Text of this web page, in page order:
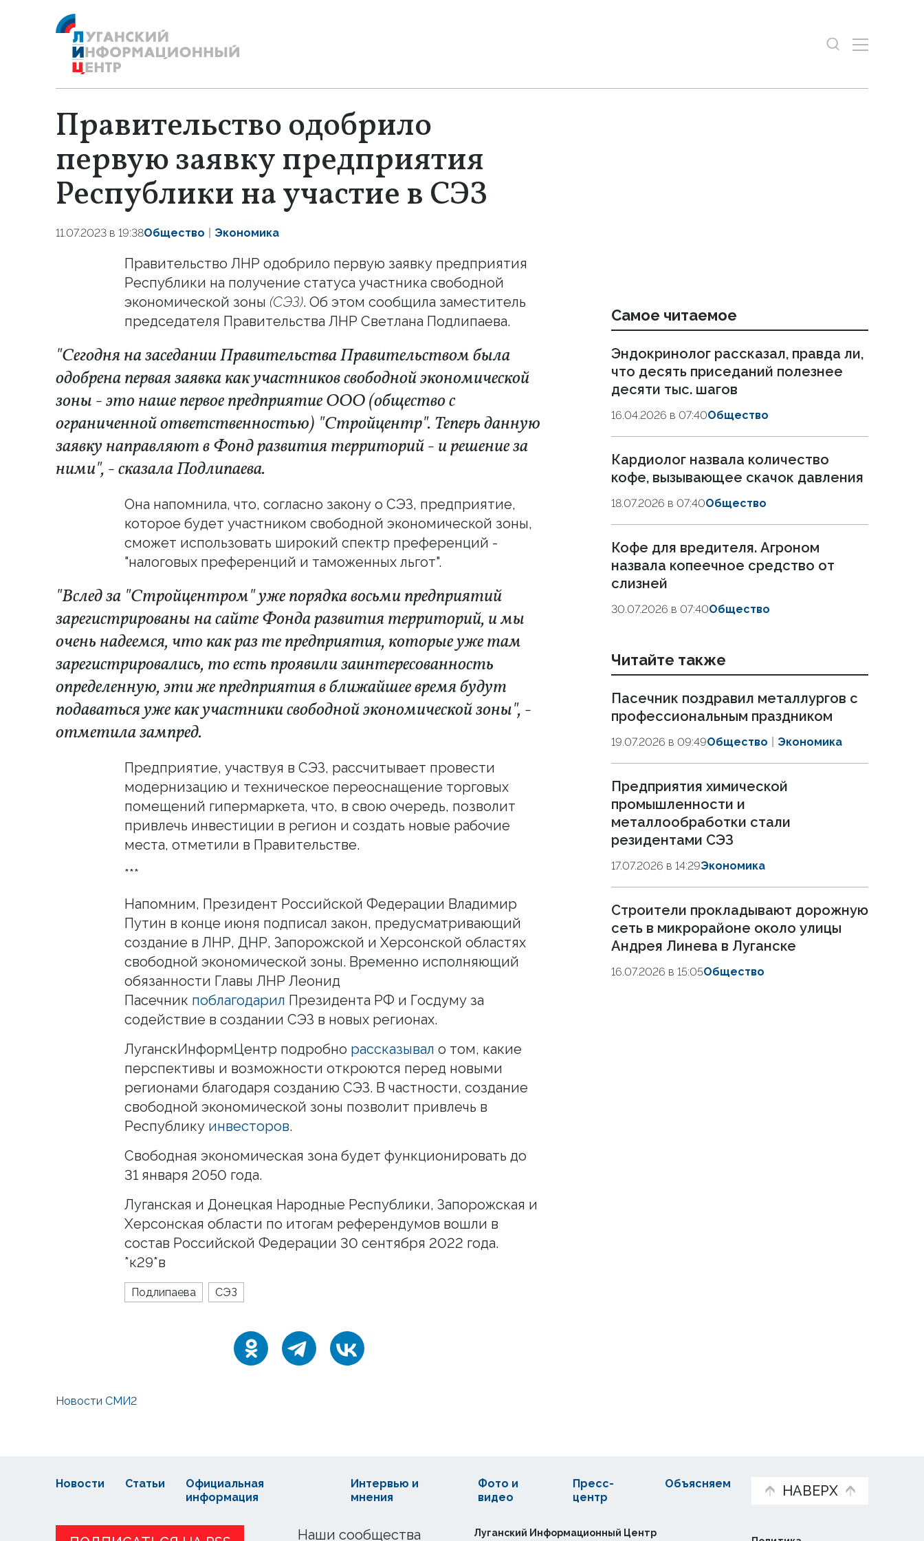
Правительство одобрило
первую заявку предприятия
Республики на участие в СЭЗ
11.07.2023 в 19:38Общество Экономика
Правительство ЛНР одобрило первую заявку предприятия
Республики на получение статуса участника свободной
экономической зоны (СЭЗ). Об этом сообщила заместитель
председателя Правительства ЛНР Светлана Подлипаева.
"Сегодня на заседании Правительства Правительством была
одобрена первая заявка как участников свободной экономической
зоны - это наше первое предприятие ООО (общество с
ограниченной ответственностью) "Стройцентр". Теперь данную
заявку направляют в Фонд развития территорий - и решение за
ними", - сказала Подлипаева.
Она напомнила, что, согласно закону о СЭЗ, предприятие,
которое будет участником свободной экономической зоны,
сможет использовать широкий спектр преференций -
"налоговых преференций и таможенных льгот".
"Вслед за "Стройцентром" уже порядка восьми предприятий
зарегистрированы на сайте Фонда развития территорий, и мы
очень надеемся, что как раз те предприятия, которые уже там
зарегистрировались, то есть проявили заинтересованность
определенную, эти же предприятия в ближайшее время будут
подаваться уже как участники свободной экономической зоны", -
отметила зампред.
Предприятие, участвуя в СЭЗ, рассчитывает провести
модернизацию и техническое переоснащение торговых
помещений гипермаркета, что, в свою очередь, позволит
привлечь инвестиции в регион и создать новые рабочие
места, отметили в Правительстве.
***
Напомним, Президент Российской Федерации Владимир
Путин в конце июня подписал закон, предусматривающий
создание в ЛНР, ДНР, Запорожской и Херсонской областях
свободной экономической зоны. Временно исполняющий
обязанности Главы ЛНР Леонид
Пасечник поблагодарил Президента РФ и Госдуму за
содействие в создании СЭЗ в новых регионах.
ЛуганскИнформЦентр подробно рассказывал о том, какие
перспективы и возможности откроются перед новыми
регионами благодаря созданию СЭЗ. В частности, создание
свободной экономической зоны позволит привлечь в
Республику инвесторов.
Свободная экономическая зона будет функционировать до
31 января 2050 года.
Луганская и Донецкая Народные Республики, Запорожская и
Херсонская области по итогам референдумов вошли в
состав Российской Федерации 30 сентября 2022 года.
*к29*в
Подлипаева СЭЗ
Самое читаемое
Эндокринолог рассказал, правда ли,
что десять приседаний полезнее
десяти тыс. шагов
16.04.2026 в 07:40Общество
Кардиолог назвала количество
кофе, вызывающее скачок давления
18.07.2026 в 07:40Общество
Кофе для вредителя. Агроном
назвала копеечное средство от
слизней
30.07.2026 в 07:40Общество
Читайте также
Пасечник поздравил металлургов с
профессиональным праздником
19.07.2026 в 09:49Общество Экономика
Предприятия химической
промышленности и
металлообработки стали
резидентами СЭЗ
17.07.2026 в 14:29Экономика
Строители прокладывают дорожную
сеть в микрорайоне около улицы
Андрея Линева в Луганске
16.07.2026 в 15:05Общество
Новости СМИ2
НАВЕРХ
Наши сообщества
Новости Статьи
Официальная
информация
Интервью и
мнения
Фото и
видео
Пресс-
центр
Объясняем
Луганский Информационный Центр